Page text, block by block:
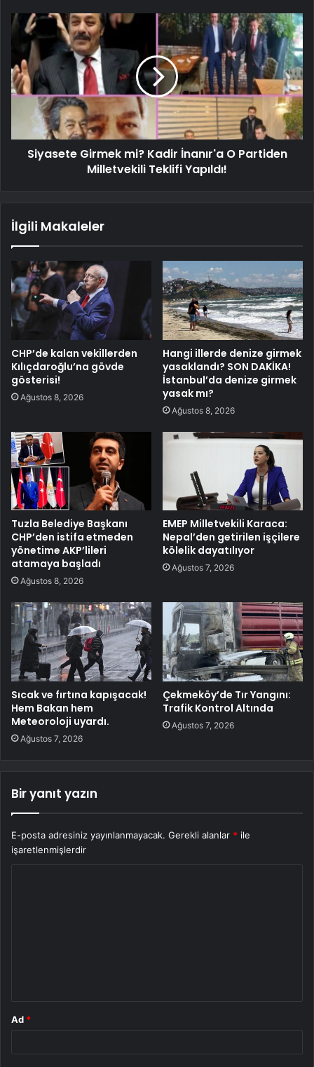
Siyasete Girmek mi? Kadir İnanır'a O Partiden
Milletvekili Teklifi Yapıldı!
İlgili Makaleler
CHP’de kalan vekillerden
Kılıçdaroğlu’na gövde
gösterisi!
Ağustos 8, 2026
Hangi illerde denize girmek
yasaklandı? SON DAKİKA!
İstanbul’da denize girmek
yasak mı?
Ağustos 8, 2026
Tuzla Belediye Başkanı
CHP’den istifa etmeden
yönetime AKP’lileri
atamaya başladı
Ağustos 8, 2026
EMEP Milletvekili Karaca:
Nepal’den getirilen işçilere
kölelik dayatılıyor
Ağustos 7, 2026
Sıcak ve fırtına kapışacak!
Hem Bakan hem
Meteoroloji uyardı.
Ağustos 7, 2026
Çekmeköy’de Tır Yangını:
Trafik Kontrol Altında
Ağustos 7, 2026
Bir yanıt yazın
E-posta adresiniz yayınlanmayacak. Gerekli alanlar * ile
işaretlenmişlerdir
Ad *